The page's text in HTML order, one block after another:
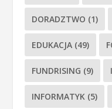
DORADZTWO (1)
EDUKACJA (49)
FUNDRISING (9)
INFORMATYK (5)